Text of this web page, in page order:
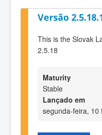
Versão
This is the Slovak
2.5.18
Maturity
Stable
Lançado em
segunda-feira, 10